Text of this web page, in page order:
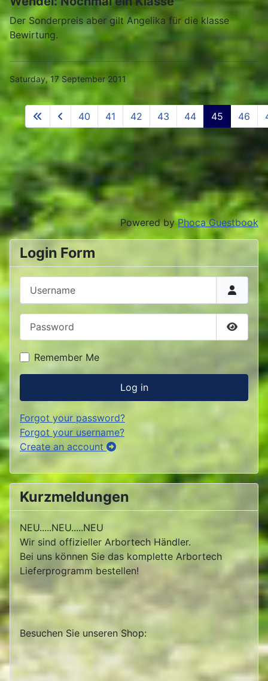
Der Sonderpreis aber gilt Angelika für die klasse
Bewirtung.
Saturday, 17 September 2011
40 41 42 43 44 45 46
Powered byPhoca Guestbook
Login Form
Show
Remember Me
Log in
Forgot your password?
Forgot your username?
Create an account
Kurzmeldungen
NEU.....NEU.....NEU
Wir sind offizieller Arbortech Händler.
Bei uns können Sie das komplette Arbortech
Lieferprogramm bestellen!
Besuchen Sie unseren Shop: